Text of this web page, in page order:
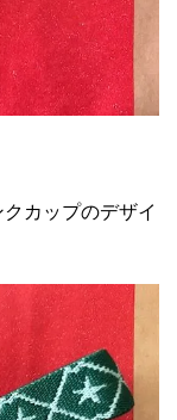
カップのデザイ